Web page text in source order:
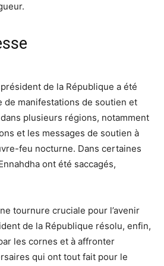
président de la République a été
de manifestations de soutien et
plusieurs régions, notamment
et les messages de soutien à
feu nocturne. Dans certaines
ont été saccagés,
tournure cruciale pour l’avenir
de la République résolu, enfin,
les cornes et à affronter
qui ont tout fait pour le